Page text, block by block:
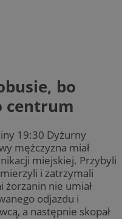
bo
centrum
19:30 Dyżurny
mężczyzna miał
miejskiej. Przybyli
i zatrzymali
żorzanin nie umiał
odjazdu i
a następnie skopał